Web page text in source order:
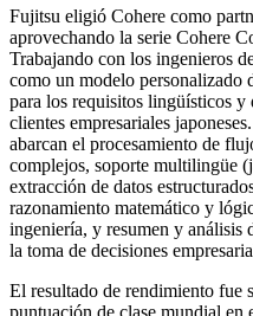
Fujitsu eligió Cohere como
aprovechando la serie Cohere
Trabajando con los ingenieros
como un modelo personalizado
para los requisitos lingüísticos
clientes empresariales
abarcan el procesamiento de
complejos, soporte multilingüe
extracción de datos
razonamiento matemático y
ingeniería, y resumen y análisis
la toma de decisiones
El resultado de rendimiento fue
puntuación de clase mundial